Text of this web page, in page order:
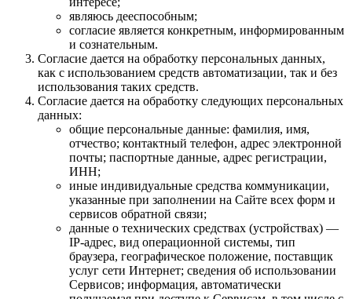
являюсь дееспособным;
согласие является конкретным, информированным
и сознательным.
Согласие дается на обработку персональных данных,
как с использованием средств автоматизации, так и без
использования таких средств.
Согласие дается на обработку следующих персональных
данных:
общие персональные данные: фамилия, имя,
отчество; контактный телефон, адрес электронной
почты; паспортные данные, адрес регистрации,
ИНН;
иные индивидуальные средства коммуникации,
указанные при заполнении на Сайте всех форм и
сервисов обратной связи;
данные о технических средствах (устройствах) —
IP-адрес, вид операционной системы, тип
браузера, географическое положение, поставщик
услуг сети Интернет; сведения об использовании
Сервисов; информация, автоматически